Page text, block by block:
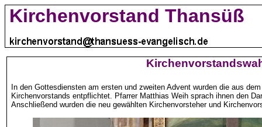
Kirchenvorstand Thansüß
In den Gottesdiensten am ersten und zweiten Advent wurden die aus
Kirchenvorstands entpflichtet. Pfarrer Matthias Weih sprach ihnen den
Anschließend wurden die neu gewählten Kirchenvorsteher und